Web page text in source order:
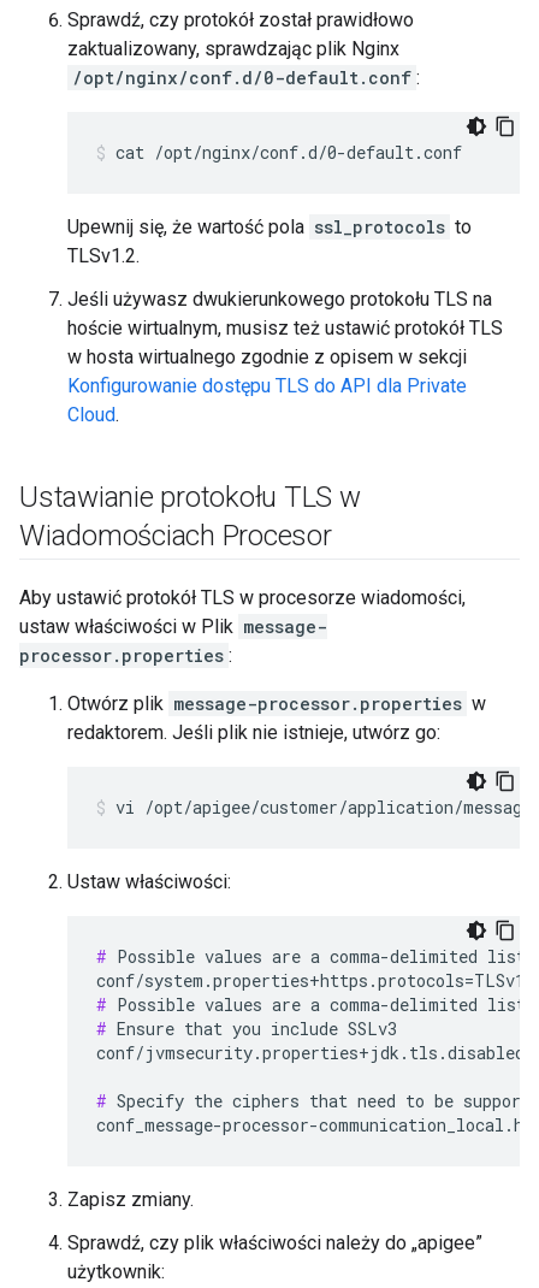
Sprawdź, czy protokół został prawidłowo
zaktualizowany, sprawdzając plik Nginx
/opt/nginx/conf.d/0-default.conf :
cat /opt/nginx/conf.d/0-default.conf
Upewnij się, że wartość pola ssl_protocols to
TLSv1.2.
Jeśli używasz dwukierunkowego protokołu TLS na
hoście wirtualnym, musisz też ustawić protokół TLS
w hosta wirtualnego zgodnie z opisem w sekcji
Konfigurowanie dostępu TLS do API dla Private
Cloud.
Ustawianie protokołu TLS w
Wiadomościach Procesor
Aby ustawić protokół TLS w procesorze wiadomości,
ustaw właściwości w Plik message-
processor.properties :
Otwórz plik message-processor.properties w
redaktorem. Jeśli plik nie istnieje, utwórz go:
vi /opt/apigee/customer/application/
Ustaw właściwości:
# Possible values are a comma-delimited list
#
# Ensure that you include SSLv3
conf/
# Specify the ciphers that need to be
conf_message-processor-
Zapisz zmiany.
Sprawdź, czy plik właściwości należy do „apigee”
użytkownik: